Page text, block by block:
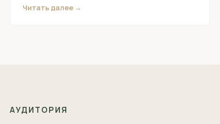
Читать далее →
АУДИТОРИЯ